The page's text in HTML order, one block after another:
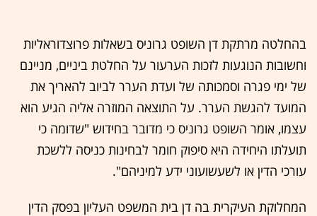
בהחלטה מרתקת דן השופט גרוניס בשאלות פרוצדוראליות
וחשובות הנוגעות לזכות הערעור על החלטת ביניים, מניינם
של ימי פגרה וסמכותה של ועדת הערר לביוב להאריך את
המועד להגשת הערר. על התוצאה המוזרה אליה הגיע הוא
עצמו, אומר השופט גרוניס כי מדובר בחידוש "שדומה כי
תועלתו היחידה היא סיפוק חומר לבחינות כניסה ללשכת
עורכי הדין או לשעשועוני ידע למיניהם".
המחלוקת העיקרית בה דן בית המשפט העליון בפסק הדין